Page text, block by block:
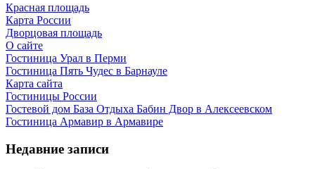
Красная площадь
Карта России
Дворцовая площадь
О сайте
Гостиница Урал в Перми
Гостиница Пять Чудес в Барнауле
Карта сайта
Гостиницы России
Гостевой дом База Отдыха Бабин Двор в Алексеевском
Гостиница Армавир в Армавире
Недавние записи